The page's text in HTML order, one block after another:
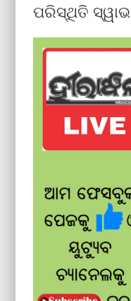
ପରିସ୍ଥିତି